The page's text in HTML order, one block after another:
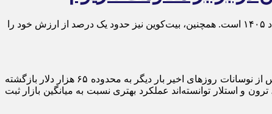
افت بیش از سه درصدی قیمت تتر و ورود آن به کانال ۱۵۴ هزار تومان، مهم‌ترین اتفاق بازار رمزارزها در معاملات امروز چهارشنبه ۲۷ خرداد ۱۴۰۵ است. همچنین، بیت‌کوین نیز حدود یک درصد از ارزش خود را
بازار ارزهای دیجیتال امروز چهارشنبه ۲۷ خرداد ۱۴۰۵ در حالی معاملات خود را دنبال می‌کند که بیت‌کوین پس از نوسانات روزهای اخیر بار دیگر به محدوده ۶۵ هزار دلار بازگشته
و استلار توانسته‌اند عملکرد بهتری نسبت به میانگین بازار ثبت